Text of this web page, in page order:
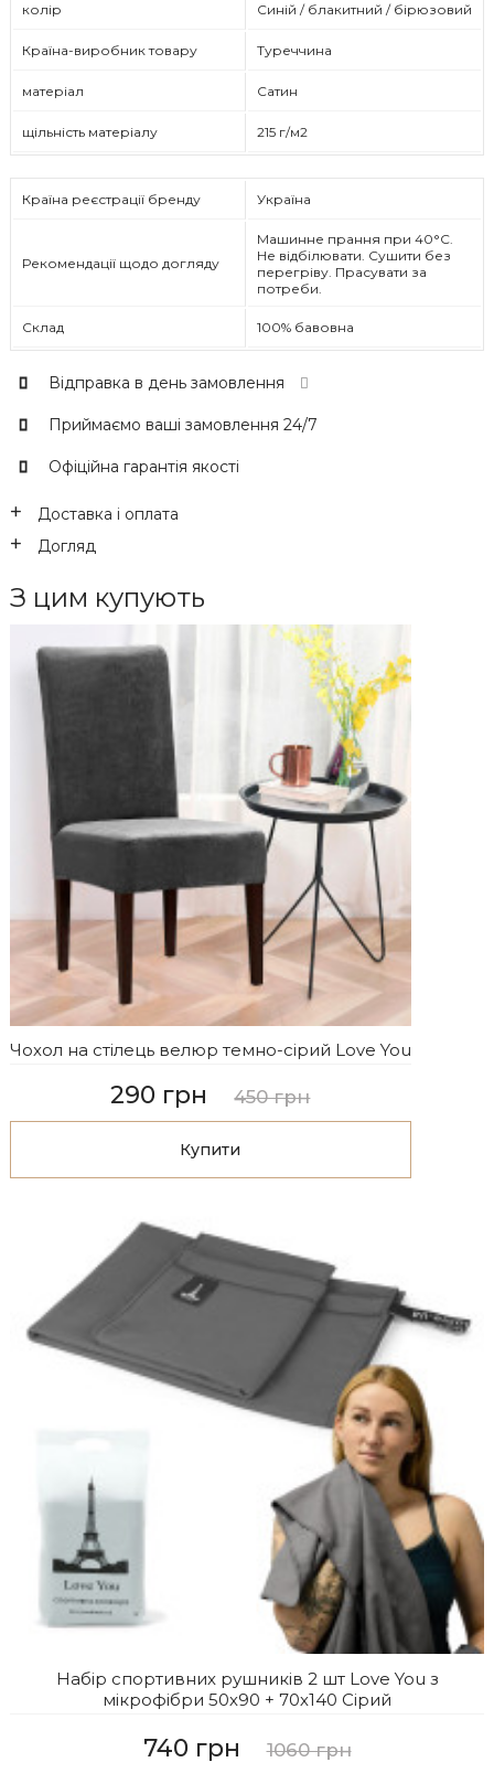
колір Синій / блакитний / бірюзовий
Країна-виробник товару Туреччина
матеріал Сатин
щільність матеріалу 215 г/м2
Країна реєстрації бренду Україна
Рекомендації щодо догляду
Машинне прання при 40°C.
Не відбілювати. Сушити без
перегріву. Прасувати за
потреби.
Склад 100% бавовна
Відправка в день замовлення
Приймаємо ваші замовлення 24/7
Офіційна гарантія якості
Доставка і оплата
Догляд
З цим купують
Чохол на стілець велюр темно-сірий Love You
290 грн 450 грн
Купити
Набір спортивних рушників 2 шт Love You з
мікрофібри 50х90 + 70х140 Сірий
740 грн 1060 грн